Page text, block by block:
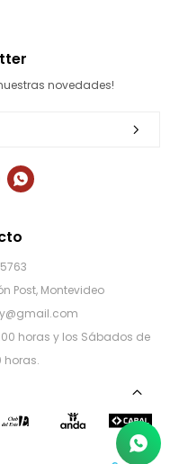
Post, Montevideo
horas y los Sábados de
horas.
novedades!
